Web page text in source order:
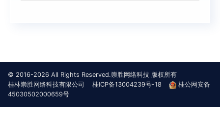
© 2016-2026 All Rights Reserved.崇胜网络科技 版权所有
桂林崇胜网络科技有限公司
桂ICP备13004239号-18
桂公网安备
45030502000659号